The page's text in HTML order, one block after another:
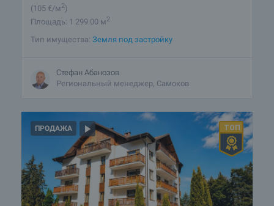
(105 €/м2)
Площадь: 1 299.00 м2
Тип имущества: Земля под застройку
Стефан Абанозов
Региональный менеджер, Самоков
ПРОДАЖА